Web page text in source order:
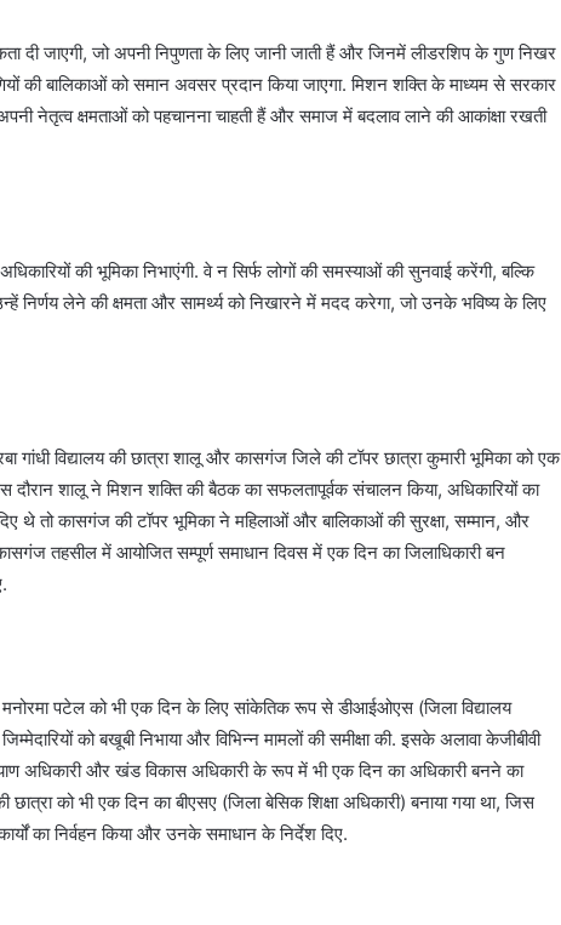
दी जाएगी, जो अपनी निपुणता के लिए जानी जाती हैं और जिनमें लीडरशिप के गुण निखर
की बालिकाओं को समान अवसर प्रदान किया जाएगा. मिशन शक्ति के माध्यम से सरकार
नेतृत्व क्षमताओं को पहचानना चाहती हैं और समाज में बदलाव लाने की आकांक्षा रखती
की भूमिका निभाएंगी. वे न सिर्फ लोगों की समस्याओं की सुनवाई करेंगी, बल्कि
निर्णय लेने की क्षमता और सामर्थ्य को निखारने में मदद करेगा, जो उनके भविष्य के लिए
विद्यालय की छात्रा शालू और कासगंज जिले की टॉपर छात्रा कुमारी भूमिका को एक
दौरान शालू ने मिशन शक्ति की बैठक का सफलतापूर्वक संचालन किया, अधिकारियों का
थे तो कासगंज की टॉपर भूमिका ने महिलाओं और बालिकाओं की सुरक्षा, सम्मान, और
तहसील में आयोजित सम्पूर्ण समाधान दिवस में एक दिन का जिलाधिकारी बन
मनोरमा पटेल को भी एक दिन के लिए सांकेतिक रूप से डीआईओएस (जिला विद्यालय
को बखूबी निभाया और विभिन्न मामलों की समीक्षा की. इसके अलावा केजीबीवी
अधिकारी और खंड विकास अधिकारी के रूप में भी एक दिन का अधिकारी बनने का
को भी एक दिन का बीएसए (जिला बेसिक शिक्षा अधिकारी) बनाया गया था, जिस
का निर्वहन किया और उनके समाधान के निर्देश दिए.